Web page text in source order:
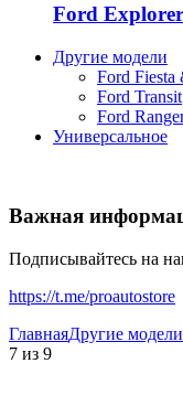
Ford
Другие модели
Ford Fiesta
Ford Transit
Ford
Универсальное
Важная
Подписывайтесь на
https://t.me/proautostore
ГлавнаяДругие модели
7 из 9